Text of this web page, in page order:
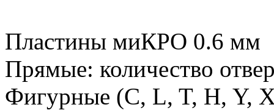
Пластины миКРО 0.6 мм
Прямые: количество
Фигурные (C, L, T, H, Y,